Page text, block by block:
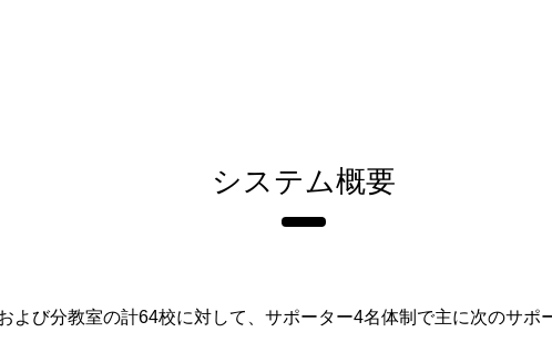
システム概要
よび分教室の計64校に対して、サポーター4名体制で主に次のサポ